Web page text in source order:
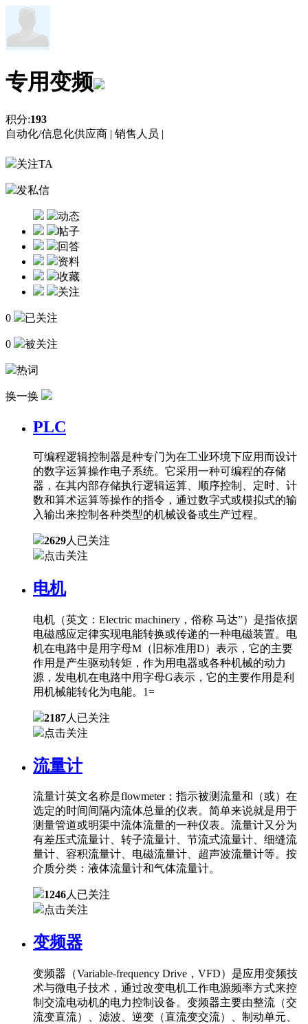
专用变频
积分:193
自动化/信息化供应商 | 销售人员 |
关注TA
发私信
动态
帖子
回答
资料
收藏
关注
0 已关注
0 被关注
热词
换一换
PLC
可编程逻辑控制器是种专门为在工业环境下应用而设计
的数字运算操作电子系统。它采用一种可编程的存储
器，在其内部存储执行逻辑运算、顺序控制、定时、计
数和算术运算等操作的指令，通过数字式或模拟式的输
入输出来控制各种类型的机械设备或生产过程。
2629人已关注
点击关注
电机
电机（英文：Electric machinery，俗称 马达”）是指依据
电磁感应定律实现电能转换或传递的一种电磁装置。电
机在电路中是用字母M（旧标准用D）表示，它的主要
作用是产生驱动转矩，作为用电器或各种机械的动力
源，发电机在电路中用字母G表示，它的主要作用是利
用机械能转化为电能。1=
2187人已关注
点击关注
流量计
流量计英文名称是flowmeter：指示被测流量和（或）在
选定的时间间隔内流体总量的仪表。简单来说就是用于
测量管道或明渠中流体流量的一种仪表。流量计又分为
有差压式流量计、转子流量计、节流式流量计、细缝流
量计、容积流量计、电磁流量计、超声波流量计等。按
介质分类：液体流量计和气体流量计。
1246人已关注
点击关注
变频器
变频器（Variable-frequency Drive，VFD）是应用变频技
术与微电子技术，通过改变电机工作电源频率方式来控
制交流电动机的电力控制设备。变频器主要由整流（交
流变直流）、滤波、逆变（直流变交流）、制动单元、